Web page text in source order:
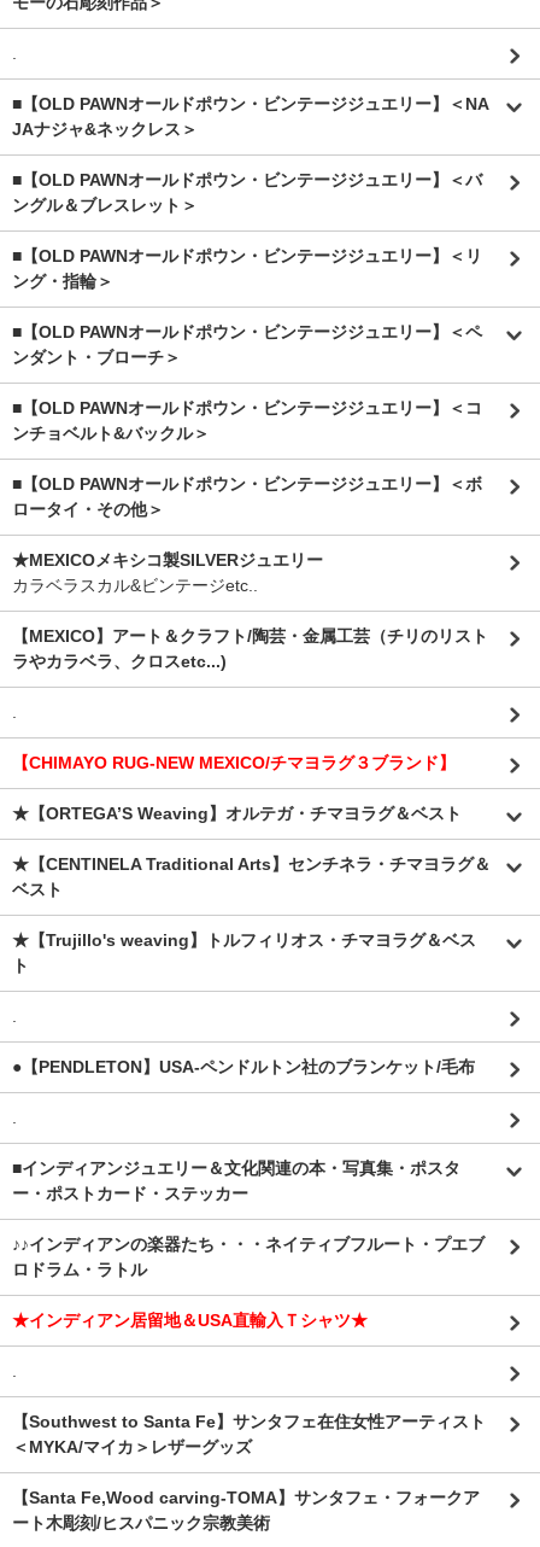
.
■【OLD PAWNオールドポウン・ビンテージジュエリー】＜NA
JAナジャ&ネックレス＞
■【OLD PAWNオールドポウン・ビンテージジュエリー】＜バ
ングル＆ブレスレット＞
■【OLD PAWNオールドポウン・ビンテージジュエリー】＜リ
ング・指輪＞
■【OLD PAWNオールドポウン・ビンテージジュエリー】＜ペ
ンダント・ブローチ＞
■【OLD PAWNオールドポウン・ビンテージジュエリー】＜コ
ンチョベルト&バックル＞
■【OLD PAWNオールドポウン・ビンテージジュエリー】＜ボ
ロータイ・その他＞
★MEXICOメキシコ製SILVERジュエリー
カラベラスカル&ビンテージetc..
【MEXICO】アート＆クラフト/陶芸・金属工芸（チリのリスト
ラやカラベラ、クロスetc...)
.
【CHIMAYO RUG-NEW MEXICO/チマヨラグ３ブランド】
★【ORTEGA’S Weaving】オルテガ・チマヨラグ＆ベスト
★【CENTINELA Traditional Arts】センチネラ・チマヨラグ＆
ベスト
★【Trujillo's weaving】トルフィリオス・チマヨラグ＆ベス
ト
.
●【PENDLETON】USA-ペンドルトン社のブランケット/毛布
.
■インディアンジュエリー＆文化関連の本・写真集・ポスタ
ー・ポストカード・ステッカー
♪♪インディアンの楽器たち・・・ネイティブフルート・プエブ
ロドラム・ラトル
★インディアン居留地＆USA直輸入Ｔシャツ★
.
【Southwest to Santa Fe】サンタフェ在住女性アーティスト
＜MYKA/マイカ＞レザーグッズ
【Santa Fe,Wood carving-TOMA】サンタフェ・フォークア
ート木彫刻/ヒスパニック宗教美術